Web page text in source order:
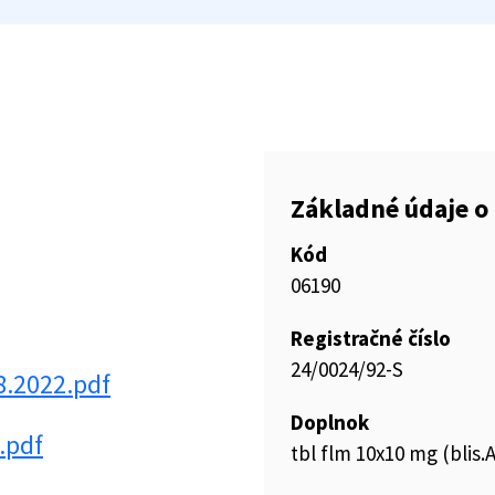
Základné údaje
Kód
06190
Registračné číslo
24/0024/92-S
Doplnok
tbl flm 10x10 mg